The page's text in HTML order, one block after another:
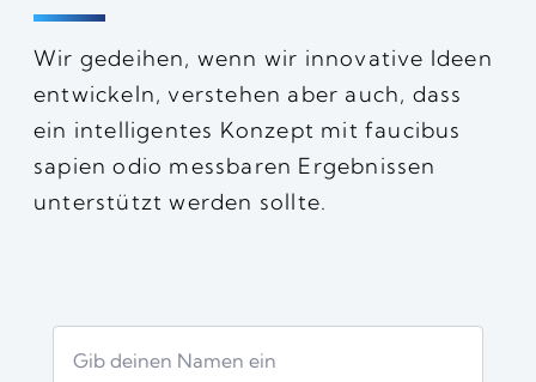
Wir gedeihen, wenn wir innovative Ideen
entwickeln, verstehen aber auch, dass
ein intelligentes Konzept mit faucibus
sapien odio messbaren Ergebnissen
unterstützt werden sollte.